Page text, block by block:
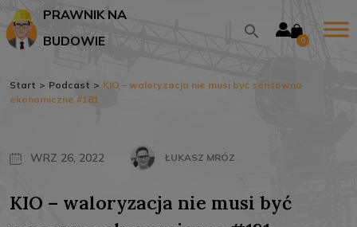
PRAWNIK NA
BUDOWIE
0
Start > Podcast > KIO – waloryzacja nie musi być sensowna
ekonomiczne #181
WRZ 26, 2022 ŁUKASZ MRÓZ
KIO – waloryzacja nie musi być